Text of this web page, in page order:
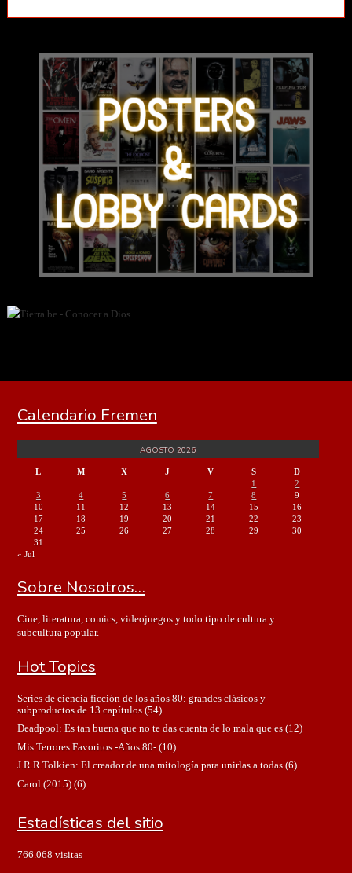
Calendario Fremen
AGOSTO 2026
L M X J V S
D
1
2
3
4 5 6 7 8
9
10
11 12 13 14 15
16
17
18 19 20 21 22
23
24
25 26 27 28 29
30
31
« Jul
Sobre Nosotros…
Cine, literatura, comics, videojuegos y todo tipo de cultura y
subcultura popular.
Hot Topics
Series de ciencia ficción de los años 80: grandes clásicos y
subproductos de 13 capítulos(54)
Deadpool: Es tan buena que no te das cuenta de lo mala que es(12)
Mis Terrores Favoritos -Años 80-(10)
J.R.R.Tolkien: El creador de una mitología para unirlas a todas(6)
Carol (2015)(6)
Estadísticas del sitio
766.068 visitas